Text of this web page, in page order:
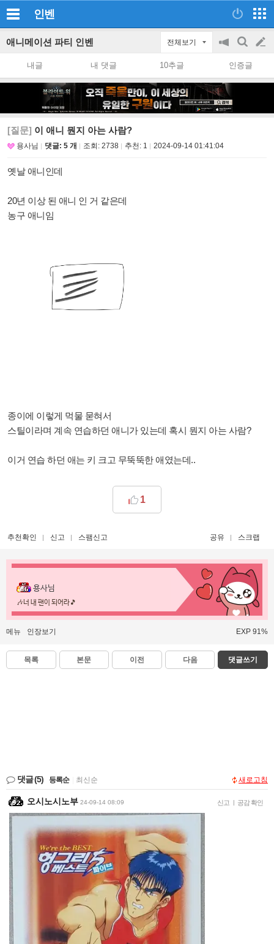
인벤
애니메이션 파티 인벤 전체보기
공
on/off
검
색
글
쓰
내글 내 댓글 10추글 인증글
[질문] 이 애니 뭔지 아는 사람?
용사님 댓글: 5 개 조회: 2738 추천: 1 2024-09-14 01:41:04
옛날 애니인데
20년 이상 된 애니 인 거 같은데
농구 애니임
종이에 이렇게 먹물 묻혀서
스틸이라며 계속 연습하던 애니가 있는데 혹시 뭔지 아는 사람?
이거 연습 하던 애는 키 크고 무뚝뚝한 애였는데..
1
추천확인 신고 스팸신고 공유 스크랩
용사님
🎶너 내 팬이 되어라🎵
메뉴 인장보기 EXP 91%
목록 본문 이전 다음 댓글쓰기
댓글(5) 등록순 최신순 새로고침
오시노시노부 24-09-14 08:09 신고 | 공감 확인